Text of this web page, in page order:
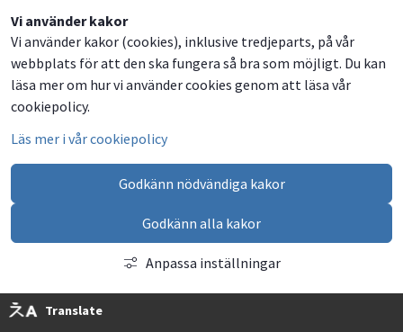
Vi använder kakor
Vi använder kakor (cookies), inklusive tredjeparts, på vår
webbplats för att den ska fungera så bra som möjligt. Du kan
läsa mer om hur vi använder cookies genom att läsa vår
cookiepolicy.
Läs mer i vår cookiepolicy
Godkänn nödvändiga kakor
Godkänn alla kakor
Anpassa inställningar
Translate
Dela
på
Facebook
Dela
på
Twitter
Dela
på
LinkedIn
Dela
via
email